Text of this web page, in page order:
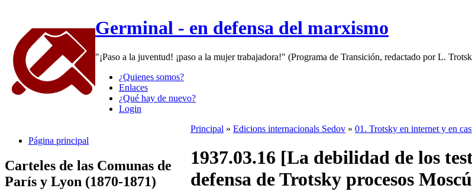
Germinal - en defensa del marxismo
"¡Paso a la juventud! ¡paso a la mujer trabajadora!" (Programa de Transición, redactado por L.
¿Quienes somos?
Enlaces
¿Qué hay de nuevo?
Login
Página principal
Carteles de las Comunas de
París y Lyon (1870-1871)
Principal » Edicions internacionals Sedov » 01. Trotsky en internet y en
1937.03.16 [La debilidad de los
defensa de Trotsky procesos